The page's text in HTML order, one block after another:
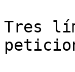
Tres